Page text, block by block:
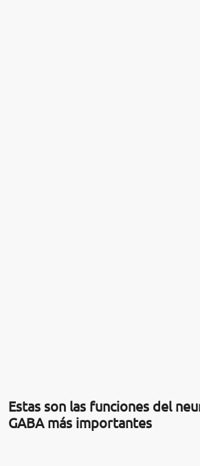
Estas son las funciones del
GABA más importantes